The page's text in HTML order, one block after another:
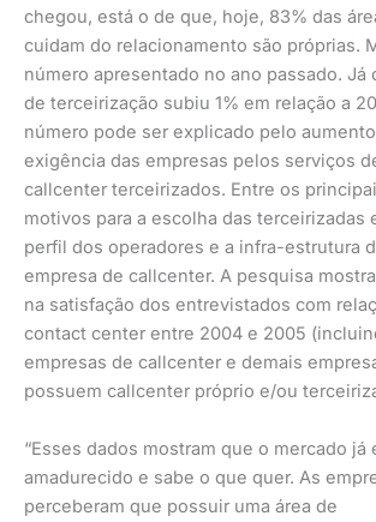
chegou, está o de que, hoje, 83% das
cuidam do relacionamento são próprias.
número apresentado no ano passado. Já
de terceirização subiu 1% em relação a
número pode ser explicado pelo
exigência das empresas pelos serviços
callcenter terceirizados. Entre os
motivos para a escolha das terceirizadas
perfil dos operadores e a infra-estrutura
empresa de callcenter. A pesquisa
na satisfação dos entrevistados com
contact center entre 2004 e 2005
empresas de callcenter e demais
possuem callcenter próprio e/ou
“Esses dados mostram que o mercado já
amadurecido e sabe o que quer. As
perceberam que possuir uma área de